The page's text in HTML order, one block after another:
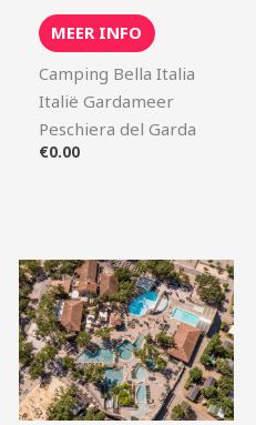
MEER INFO
Camping Bella Italia
Italië Gardameer
Peschiera del Garda
€0.00